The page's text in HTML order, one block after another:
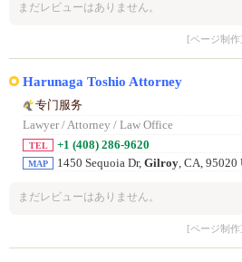
まだレビューはありません。
[ページ制作]
Harunaga Toshio Attorney
专门服务
Lawyer / Attorney / Law Office
TEL +1 (408) 286-9620
MAP 1450 Sequoia Dr, Gilroy, CA, 95020
まだレビューはありません。
[ページ制作]